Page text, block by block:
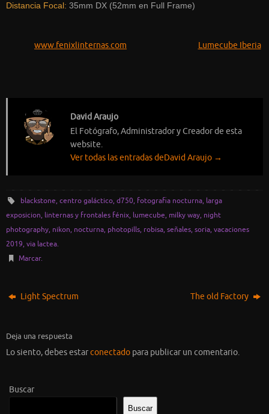
Distancia Focal: 35mm DX (52mm en Full Frame)
www.fenixlinternas.com Lumecube Iberia
David Araujo
El Fotógrafo, Administrador y Creador de esta
website.
Ver todas las entradas deDavid Araujo →
blackstone, centro galáctico, d750, fotografia nocturna, larga
exposicion, linternas y frontales fénix, lumecube, milky way, night
photography, nikon, nocturna, photopills, robisa, señales, soria, vacaciones
2019, via lactea.
Marcar.
Light Spectrum The old Factory
Deja una respuesta
Lo siento, debes estarconectado para publicar un comentario.
Buscar
Buscar